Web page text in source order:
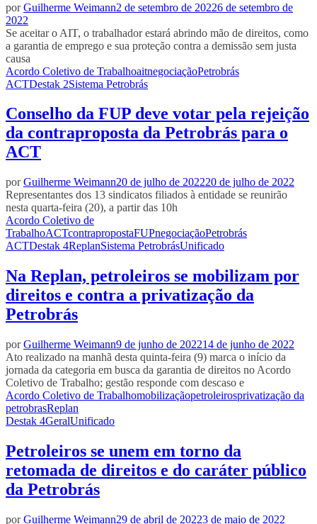
porGuilherme Weimann2 de setembro de 20226 de setembro de
2022
Se aceitar o AIT, o trabalhador estará abrindo mão de direitos, como
a garantia de emprego e sua proteção contra a demissão sem justa
causa
Acordo Coletivo de TrabalhoaitnegociaçãoPetrobrás
ACTDestak 2Sistema Petrobrás
Conselho da FUP deve votar pela rejeição
da contraproposta da Petrobrás para o
ACT
porGuilherme Weimann20 de julho de 202220 de julho de 2022
Representantes dos 13 sindicatos filiados à entidade se reunirão
nesta quarta-feira (20), a partir das 10h
Acordo Coletivo de
TrabalhoACTcontrapropostaFUPnegociaçãoPetrobrás
ACTDestak 4ReplanSistema PetrobrásUnificado
Na Replan, petroleiros se mobilizam por
direitos e contra a privatização da
Petrobrás
porGuilherme Weimann9 de junho de 202214 de junho de 2022
Ato realizado na manhã desta quinta-feira (9) marca o início da
jornada da categoria em busca da garantia de direitos no Acordo
Coletivo de Trabalho; gestão responde com descaso e
Acordo Coletivo de Trabalhomobilizaçãopetroleirosprivatização da
petrobrasReplan
Destak 4GeralUnificado
Petroleiros se unem em torno da
retomada de direitos e do caráter público
da Petrobrás
porGuilherme Weimann29 de abril de 20223 de maio de 2022